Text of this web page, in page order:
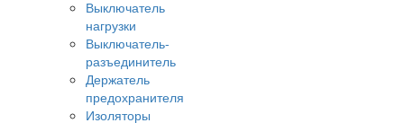
Выключатель
нагрузки
Выключатель-
разъединитель
Держатель
предохранителя
Изоляторы